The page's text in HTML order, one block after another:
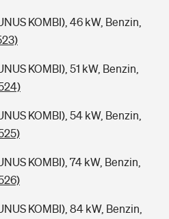
KOMBI), 46 kW, Benzin,
KOMBI), 51 kW, Benzin,
KOMBI), 54 kW, Benzin,
KOMBI), 74 kW, Benzin,
KOMBI), 84 kW, Benzin,